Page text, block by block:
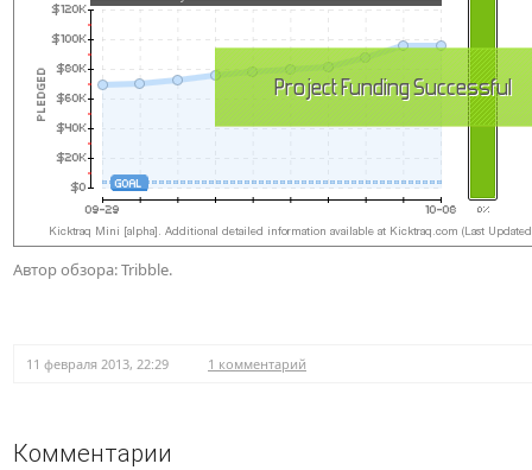
Автор обзора: Tribble.
11 февраля 2013, 22:29 1 комментарий
Комментарии